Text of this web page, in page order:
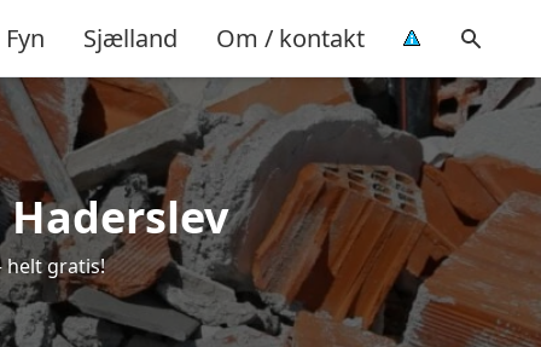
Fyn Sjælland Om / kontakt
helt gratis!